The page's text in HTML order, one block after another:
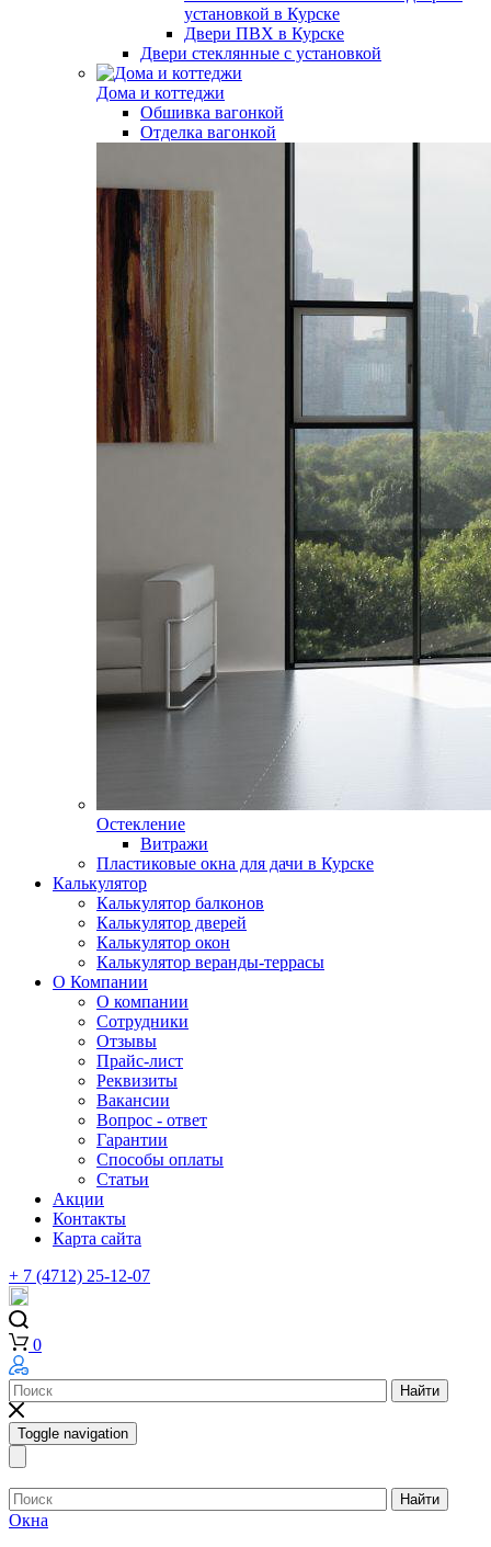
установкой в Курске
Двери ПВХ в Курске
Двери стеклянные с установкой
Дома и коттеджи
Обшивка вагонкой
Отделка вагонкой
Остекление
Витражи
Пластиковые окна для дачи в Курске
Калькулятор
Калькулятор балконов
Калькулятор дверей
Калькулятор окон
Калькулятор веранды-террасы
О Компании
О компании
Сотрудники
Отзывы
Прайс-лист
Реквизиты
Вакансии
Вопрос - ответ
Гарантии
Способы оплаты
Статьи
Акции
Контакты
Карта сайта
+ 7 (4712) 25-12-07
0
Найти
Toggle navigation
Найти
Окна